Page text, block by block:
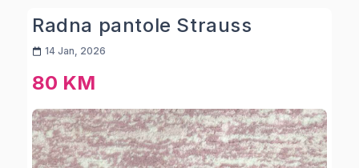
Radna pantole Strauss
14 Jan, 2026
80 KM